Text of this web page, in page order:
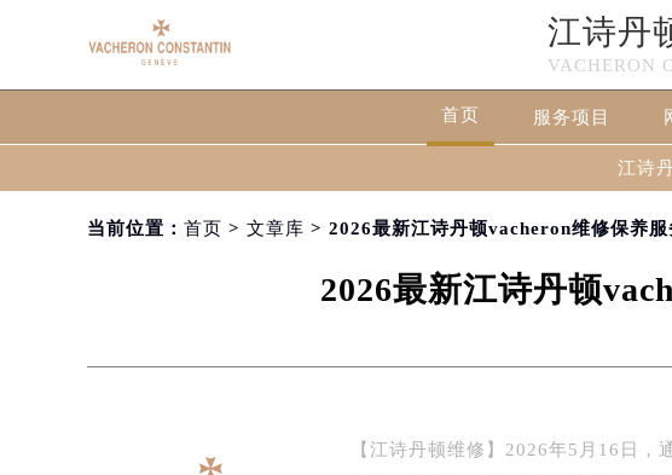
江诗丹
VACHERON
首页 服务项目
江诗
当前位置： 首页 > 文章库 > 2026最新江诗丹顿vacheron维修保养
2026最新江诗丹顿
【江诗丹顿维修】2026年5月16日